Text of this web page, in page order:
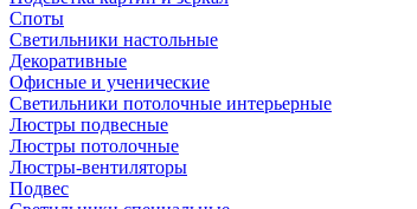
Споты
Светильники настольные
Декоративные
Офисные и ученические
Светильники потолочные интерьерные
Люстры подвесные
Люстры потолочные
Люстры-вентиляторы
Подвес